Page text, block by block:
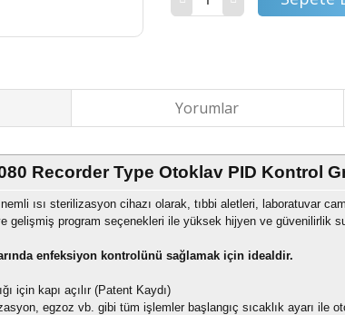
Yorumlar
Recorder Type Otoklav PID Kontrol
ısı sterilizasyon cihazı olarak, tıbbi aletleri, laboratuvar
gelişmiş program seçenekleri ile yüksek hijyen ve güvenilirlik
enfeksiyon kontrolünü sağlamak için idealdir.
için kapı açılır (Patent Kaydı)
egzoz vb. gibi tüm işlemler başlangıç sıcaklık ayarı ile